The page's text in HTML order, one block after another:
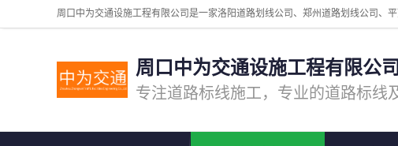
周口中为交通设施工程有限公司